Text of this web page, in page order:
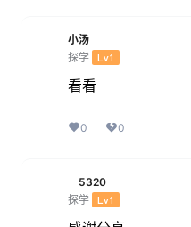
小汤
探学 Lv1
看看
0 0
5320
探学 Lv1